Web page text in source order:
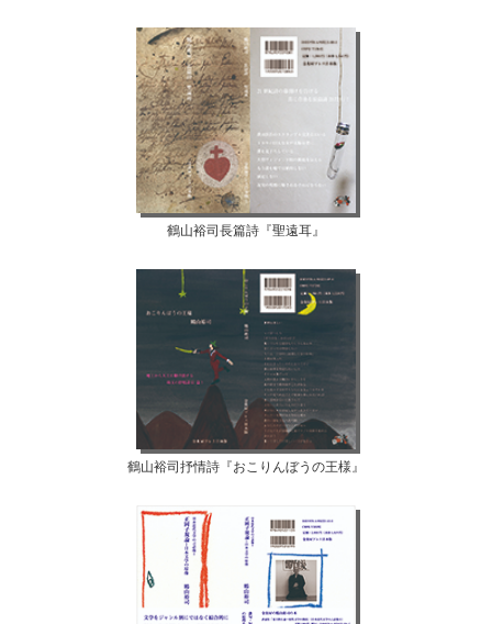
鶴山裕司長篇詩『聖遠耳』
鶴山裕司抒情詩『おこりんぼうの王様』